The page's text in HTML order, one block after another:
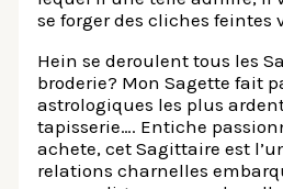
se forger des cliches feintes
Hein se deroulent tous les
broderie? Mon Sagette fait
astrologiques les plus
tapisserie…. Entiche
achete, cet Sagittaire est
relations charnelles